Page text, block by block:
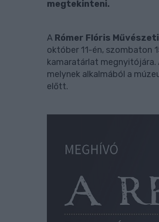
megtekinteni.
A Rómer Flóris
október 11-én, szombaton
kamaratárlat megnyitójára.
melynek alkalmából a
előtt.